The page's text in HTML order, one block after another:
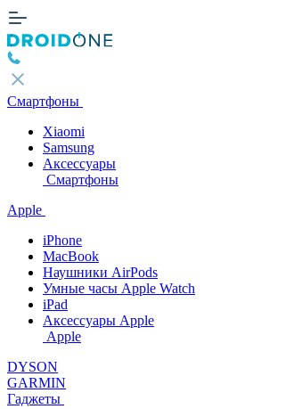
Смартфоны
Xiaomi
Samsung
Аксессуары
Смартфоны
Apple
iPhone
MacBook
Наушники AirPods
Умные часы Apple Watch
iPad
Аксессуары Apple
Apple
DYSON
GARMIN
Гаджеты